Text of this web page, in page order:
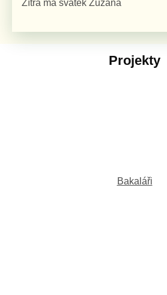
Zítra má svátek Zuzana
Projekty
Bakaláři